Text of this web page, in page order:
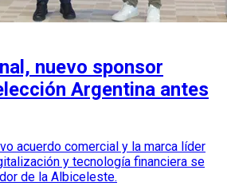
nuevo sponsor
Argentina antes
acuerdo comercial y la marca líder
y tecnología financiera se
de la Albiceleste.